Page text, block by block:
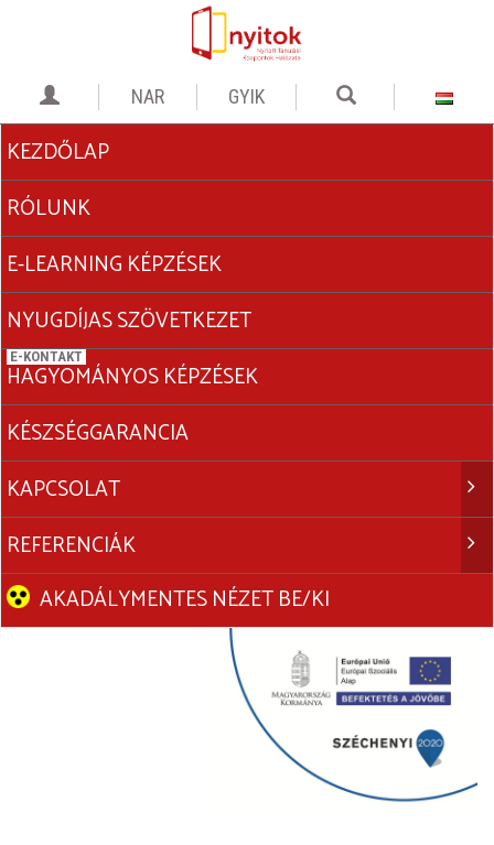
GYIK
KEZDŐLAP
RÓLUNK
E-LEARNING KÉPZÉSEK
NYUGDÍJAS SZÖVETKEZET
HAGYOMÁNYOS KÉPZÉSEK
KÉSZSÉGGARANCIA
KAPCSOLAT
REFERENCIÁK
AKADÁLYMENTES NÉZET BE/KI